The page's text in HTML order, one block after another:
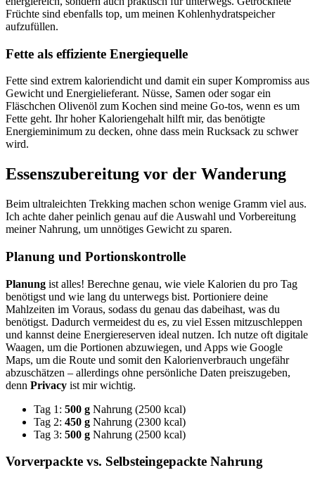
Früchte sind ebenfalls top, um meinen Kohlenhydratspeicher
aufzufüllen.
Fette als effiziente Energiequelle
Fette sind extrem kaloriendicht und damit ein super Kompromiss aus
Gewicht und Energielieferant. Nüsse, Samen oder sogar ein
Fläschchen Olivenöl zum Kochen sind meine Go-tos, wenn es um
Fette geht. Ihr hoher Kaloriengehalt hilft mir, das benötigte
Energieminimum zu decken, ohne dass mein Rucksack zu schwer
wird.
Essenszubereitung vor der Wanderung
Beim ultraleichten Trekking machen schon wenige Gramm viel aus.
Ich achte daher peinlich genau auf die Auswahl und Vorbereitung
meiner Nahrung, um unnötiges Gewicht zu sparen.
Planung und Portionskontrolle
Planung ist alles! Berechne genau, wie viele Kalorien du pro Tag
benötigst und wie lang du unterwegs bist. Portioniere deine
Mahlzeiten im Voraus, sodass du genau das dabeihast, was du
benötigst. Dadurch vermeidest du es, zu viel Essen mitzuschleppen
und kannst deine Energiereserven ideal nutzen. Ich nutze oft digitale
Waagen, um die Portionen abzuwiegen, und Apps wie Google
Maps, um die Route und somit den Kalorienverbrauch ungefähr
abzuschätzen – allerdings ohne persönliche Daten preiszugeben,
denn Privacy ist mir wichtig.
Tag 1: 500 g Nahrung (2500 kcal)
Tag 2: 450 g Nahrung (2300 kcal)
Tag 3: 500 g Nahrung (2500 kcal)
Vorverpackte vs. Selbsteingepackte Nahrung